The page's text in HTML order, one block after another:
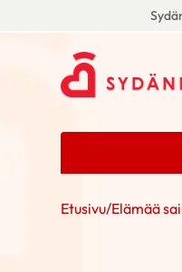
Etusivu/Elämää